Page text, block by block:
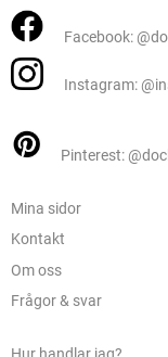
Facebook:
Instagram:
Pinterest:
Mina sidor
Kontakt
Om oss
Frågor & svar